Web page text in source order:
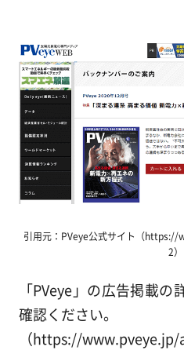
引用元：PVeye公式サイト（
2）
「PVeye」の広告掲載
確認ください。
（https://www.pveye.jp/